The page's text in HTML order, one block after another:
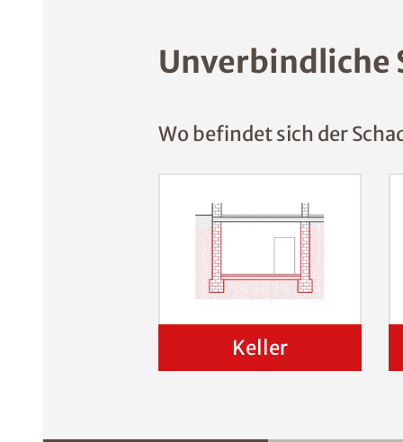
Unverbindliche
Wo befindet sich der
Keller